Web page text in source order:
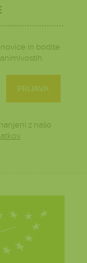
in bodite
PRIJAVA
z našo